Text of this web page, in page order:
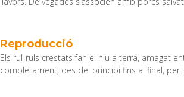
Reproducció
Els rul-ruls crestats fan el niu a terra, amagat
completament, des del principi fins al final, per